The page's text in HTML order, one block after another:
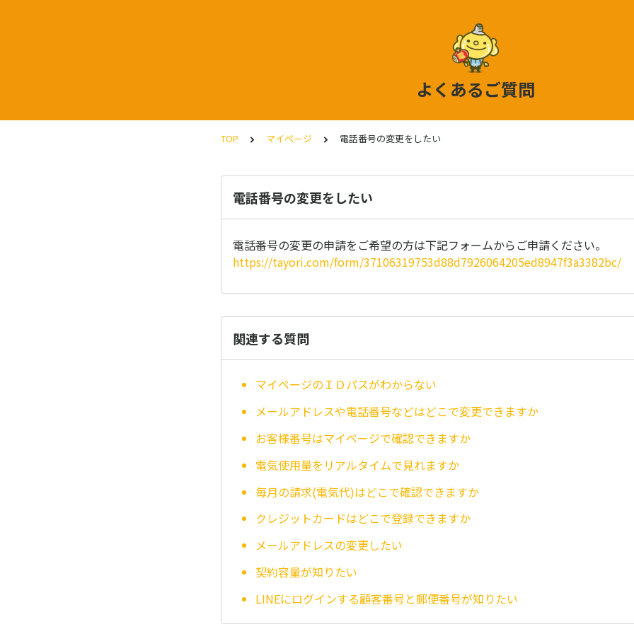
よくあるご質問
TOP マイページ 電話番号の変更をしたい
電話番号の変更をしたい
電話番号の変更の申請をご希望の方は下記フォームからご申請ください。
https://tayori.com/form/37106319753d88d7926064205ed8947f3a3382bc/
関連する質問
マイページのＩＤパスがわからない
メールアドレスや電話番号などはどこで変更できますか
お客様番号はマイページで確認できますか
電気使用量をリアルタイムで見れますか
毎月の請求(電気代)はどこで確認できますか
クレジットカードはどこで登録できますか
メールアドレスの変更したい
契約容量が知りたい
LINEにログインする顧客番号と郵便番号が知りたい